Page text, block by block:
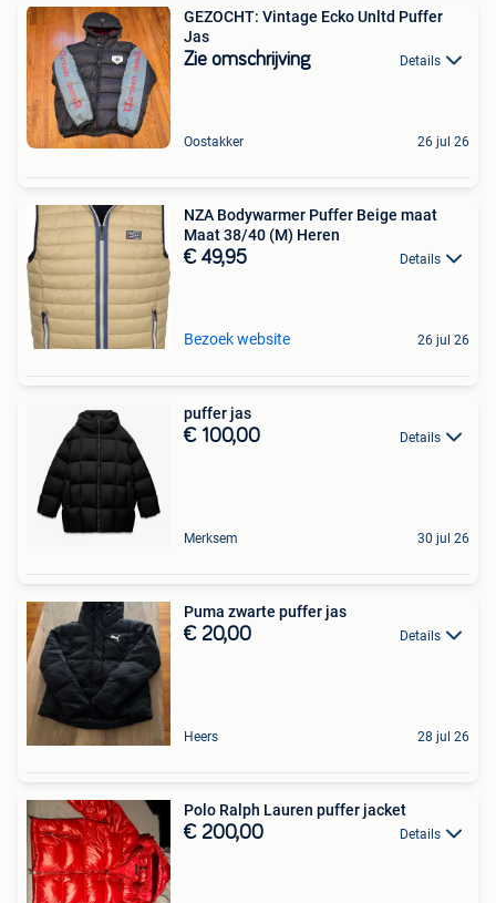
GEZOCHT: Vintage Ecko Unltd Puffer
Jas
Zie omschrijving Details
Oostakker 26 jul 26
NZA Bodywarmer Puffer Beige maat
Maat 38/40 (M) Heren
€ 49,95 Details
Bezoek website 26 jul 26
puffer jas
€ 100,00 Details
Merksem 30 jul 26
Puma zwarte puffer jas
€ 20,00 Details
Heers 28 jul 26
Polo Ralph Lauren puffer jacket
€ 200,00 Details